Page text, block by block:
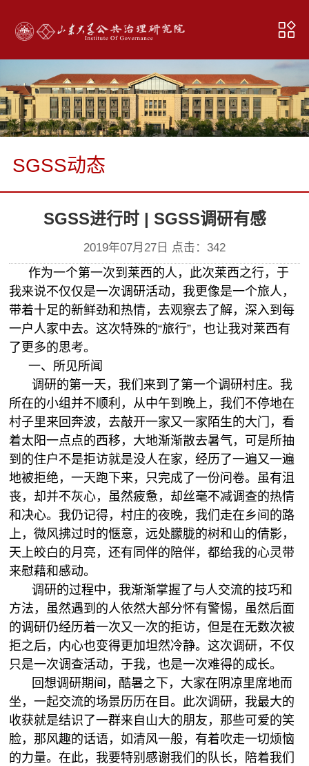
SGSS动态
SGSS进行时 | SGSS调研有感
2019年07月27日 点击： 342
作为一个第一次到莱西的人，此次莱西之行，于
我来说不仅仅是一次调研活动，我更像是一个旅人，
带着十足的新鲜劲和热情，去观察去了解，深入到每
一户人家中去。这次特殊的“旅行”，也让我对莱西有
了更多的思考。
一、所见所闻
调研的第一天，我们来到了第一个调研村庄。我
所在的小组并不顺利，从中午到晚上，我们不停地在
村子里来回奔波，去敲开一家又一家陌生的大门，看
着太阳一点点的西移，大地渐渐散去暑气，可是所抽
到的住户不是拒访就是没人在家，经历了一遍又一遍
地被拒绝，一天跑下来，只完成了一份问卷。虽有沮
丧，却并不灰心，虽然疲惫，却丝毫不减调查的热情
和决心。我仍记得，村庄的夜晚，我们走在乡间的路
上，微风拂过时的惬意，远处朦胧的树和山的倩影，
天上皎白的月亮，还有同伴的陪伴，都给我的心灵带
来慰藉和感动。
调研的过程中，我渐渐掌握了与人交流的技巧和
方法，虽然遇到的人依然大部分怀有警惕，虽然后面
的调研仍经历着一次又一次的拒访，但是在无数次被
拒之后，内心也变得更加坦然冷静。这次调研，不仅
只是一次调查活动，于我，也是一次难得的成长。
回想调研期间，酷暑之下，大家在阴凉里席地而
坐，一起交流的场景历历在目。此次调研，我最大的
收获就是结识了一群来自山大的朋友，那些可爱的笑
脸，那风趣的话语，如清风一般，有着吹走一切烦恼
的力量。在此，我要特别感谢我们的队长，陪着我们